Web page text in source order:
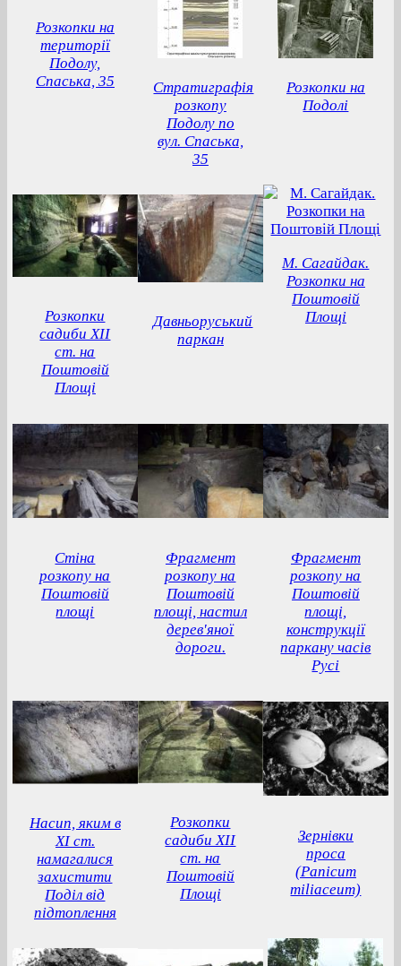
Розкопки на
території
Подолу,
Спаська, 35
Стратиграфія
розкопу
Подолу по
вул. Спаська,
35
Розкопки на
Подолі
Розкопки
садиби ХІІ
ст. на
Поштовій
Площі
Давньоруський
паркан
М. Сагайдак.
Розкопки на
Поштовій
Площі
Стіна
розкопу на
Поштовій
площі
Фрагмент
розкопу на
Поштовій
площі, настил
дерев'яної
дороги.
Фрагмент
розкопу на
Поштовій
площі,
конструкції
паркану часів
Русі
Насип, яким в
ХІ ст.
намагалися
захистити
Поділ від
підтоплення
Розкопки
садиби ХІІ
ст. на
Поштовій
Площі
Зернівки
проса
(Panicum
miliaceum)